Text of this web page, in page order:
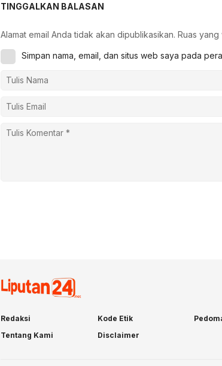
TINGGALKAN BALASAN
Alamat email Anda tidak akan dipublikasikan. Ruas yang
Simpan nama, email, dan situs web saya pada
Redaksi Kode Etik
Tentang Kami
Disclaimer